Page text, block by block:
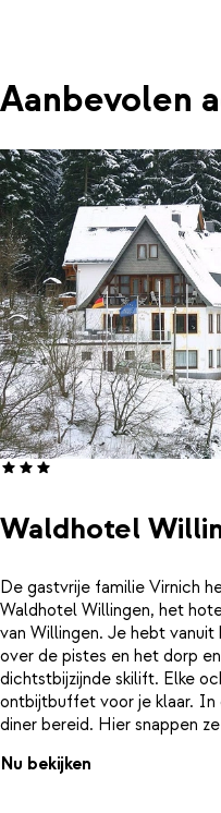
Aanbevolen
Waldhotel
De gastvrije familie Virnich
Waldhotel Willingen, het
van Willingen. Je hebt
over de pistes en het dorp
dichtstbijzijnde skilift. Elke
ontbijtbuffet voor je klaar. In
diner bereid. Hier snappen
Wat een goede keuken!
Willingen. Het dorp biedt
sneeuw. Er zijn diverse
Nu bekijken